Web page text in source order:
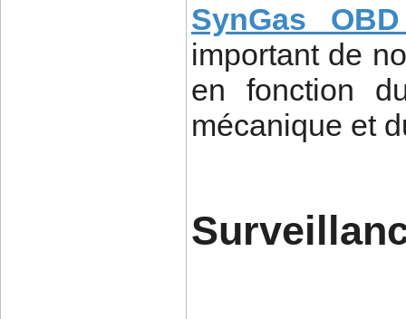
SynGas
important de
en fonction
mécanique et